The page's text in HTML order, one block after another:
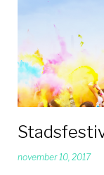
november 10, 2017